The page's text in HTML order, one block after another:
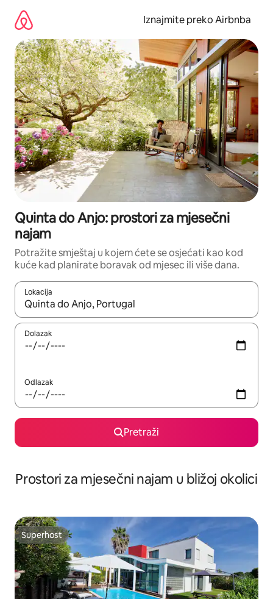
sadržaj
Iznajmite preko Airbnba
Quinta do Anjo: prostori za mjesečni
najam
Potražite smještaj u kojem ćete se osjećati kao kod
kuće kad planirate boravak od mjesec ili više dana.
Lokacija
Kada budu dostupni rezultati, moći ćete ih pregledati
Dolazak
Odlazak
Pretraži
Prostori za mjesečni najam u bližoj okolici
Superhost
Superhost